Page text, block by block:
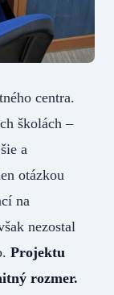
centra.
školách –
a
otázkou
na
nezostal
Projektu
rozmer.